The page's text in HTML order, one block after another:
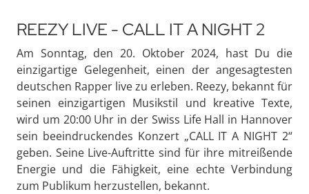
REEZY LIVE - CALL IT A NIGHT 2
Am Sonntag, den 20. Oktober 2024, hast Du die
einzigartige Gelegenheit, einen der angesagtesten
deutschen Rapper live zu erleben. Reezy, bekannt für
seinen einzigartigen Musikstil und kreative Texte,
wird um 20:00 Uhr in der Swiss Life Hall in Hannover
sein beeindruckendes Konzert „CALL IT A NIGHT 2“
geben. Seine Live-Auftritte sind für ihre mitreißende
Energie und die Fähigkeit, eine echte Verbindung
zum Publikum herzustellen, bekannt.